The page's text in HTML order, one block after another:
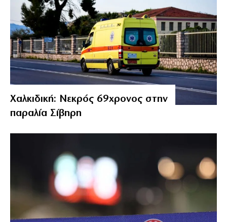
Χαλκιδική: Νεκρός 69χρονος στην
παραλία Σίβηρη